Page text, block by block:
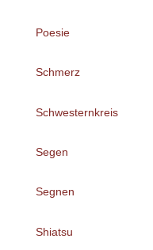
Poesie
Schmerz
Schwesternkreis
Segen
Segnen
Shiatsu